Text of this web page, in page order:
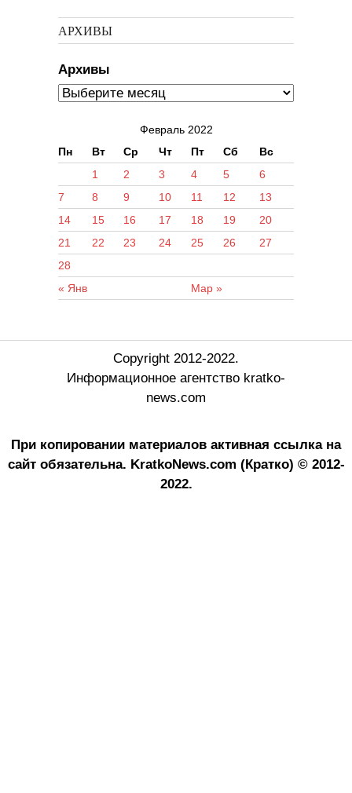
АРХИВЫ
Архивы
Февраль 2022
Пн
Вт Ср Чт Пт Сб Вс
« Янв Мар »
1 2 3 4 5
6
7
8 9 10 11 12
13
14
15 16 17 18 19
20
21
22 23 24 25 26
27
28
Copyright 2012-2022.
Информационное агентство kratko-
news.com
При копировании материалов активная ссылка на
сайт обязательна. KratkoNews.com (Кратко) © 2012-
2022.